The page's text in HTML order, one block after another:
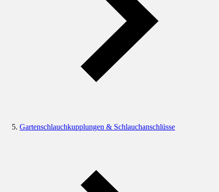
Gartenschlauchkupplungen & Schlauchanschlüsse